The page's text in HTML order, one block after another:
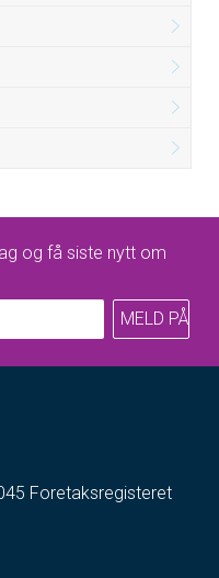
og få siste nytt om
Foretaksregisteret